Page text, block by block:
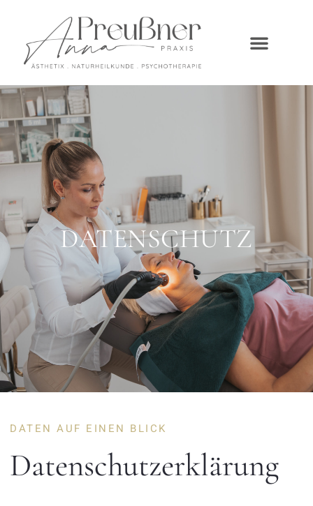
DATENSCHUTZ
DATEN AUF EINEN BLICK
Datenschutzerklärung